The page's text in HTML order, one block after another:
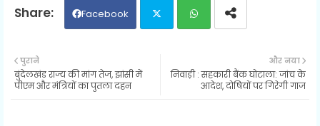
Facebook
ats
और नया
निवाड़ी : सहकारी बैंक घोटाला: जांच के
आदेश, दोषियों पर गिरेगी गाज
पुराने
बुंदेलखंड राज्य की मांग तेज, झांसी में
पीएम और मंत्रियों का पुतला दहन